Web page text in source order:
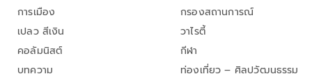
การเมือง
เปลว สีเงิน
คอลัมนิสต์
บทความ
กรองสถานการณ์
วาไรตี้
กีฬา
ท่องเที่ยว – ศิลปวัฒนธรรม